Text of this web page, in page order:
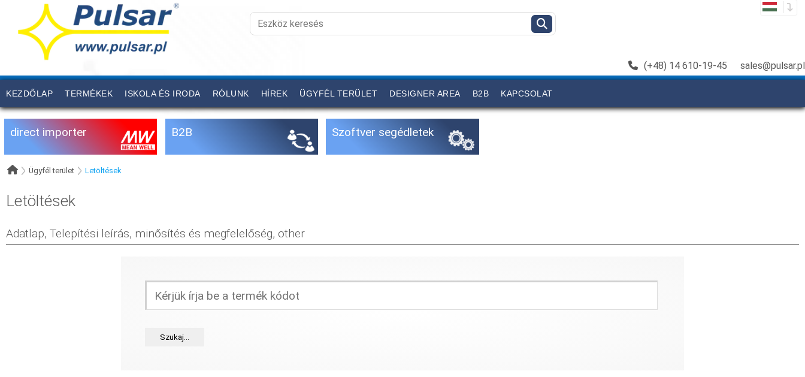
(+48) 14 610-19-45 sales@pulsar.pl
KEZDŐLAP TERMÉKEK ISKOLA ÉS IRODA RÓLUNK HÍREK ÜGYFÉL TERÜLET DESIGNER AREA B2B KAPCSOLAT
direct importer B2B Szoftver segédletek
Ügyfél terület Letöltések
Letöltések
Adatlap, Telepítési leírás, minősítés és megfelelőség, other